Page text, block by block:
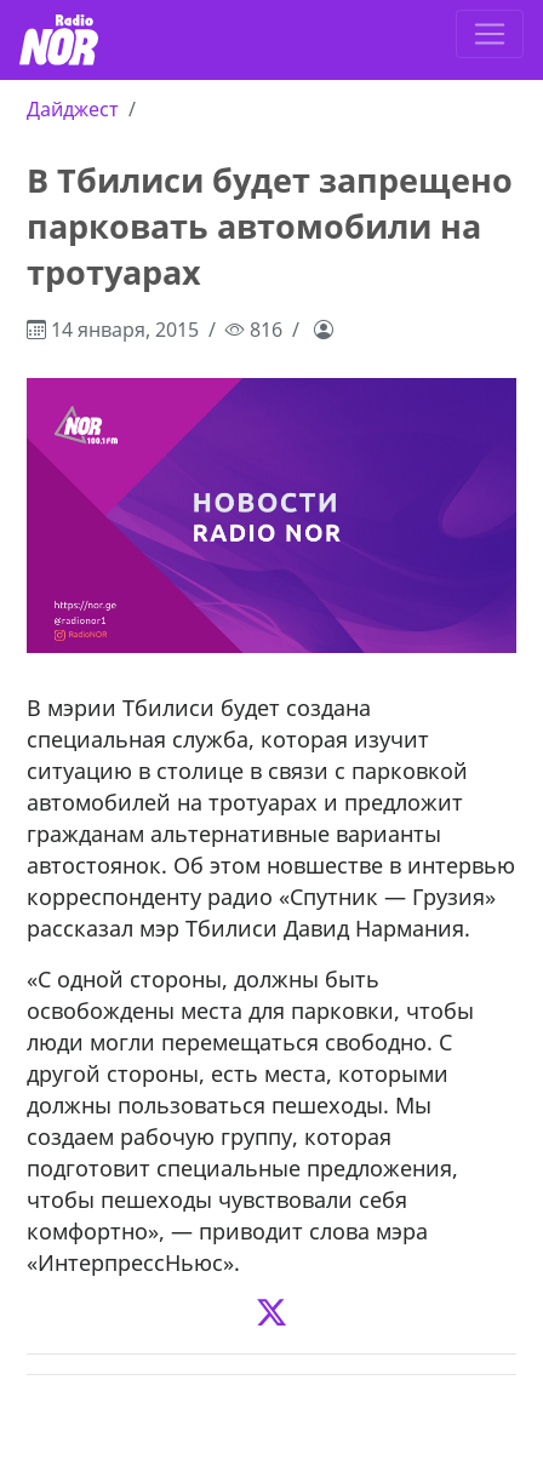
Дайджест
В Тбилиси будет запрещено
парковать автомобили на
тротуарах
14 января, 2015 816
В мэрии Тбилиси будет создана
специальная служба, которая изучит
ситуацию в столице в связи с парковкой
автомобилей на тротуарах и предложит
гражданам альтернативные варианты
автостоянок. Об этом новшестве в интервью
корреспонденту радио «Спутник — Грузия»
рассказал мэр Тбилиси Давид Нармания.
«С одной стороны, должны быть
освобождены места для парковки, чтобы
люди могли перемещаться свободно. С
другой стороны, есть места, которыми
должны пользоваться пешеходы. Мы
создаем рабочую группу, которая
подготовит специальные предложения,
чтобы пешеходы чувствовали себя
комфортно», — приводит слова мэра
«ИнтерпрессНьюс».